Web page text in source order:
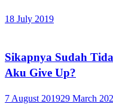
18 July 2019
Sikapnya Sudah
Aku Give Up?
7 August 201929 March